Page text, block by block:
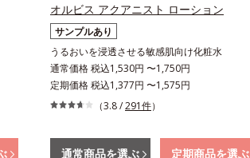
オルビス アクアニスト ローション
サンプルあり
うるおいを浸透させる敏感肌向け化粧水
通常価格 税込1,530円 〜1,750円
定期価格 税込1,377円 〜1,575円
（3.8 /291件）
通常商品を選ぶ 定期商品を選ぶ